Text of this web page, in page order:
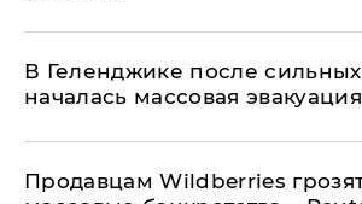
В Геленджике после
началась массовая эвакуация
Продавцам Wildberries